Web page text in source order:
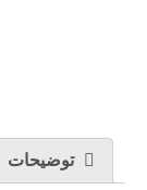
توضیحات